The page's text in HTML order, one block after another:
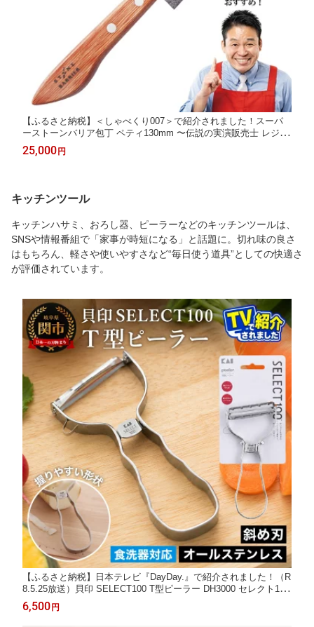
【ふるさと納税】＜しゃべくり007＞で紹介されました！スーパ
ーストーンバリア包丁 ペティ130mm 〜伝説の実演販売士 レジェ
ンド松下 テレビショッピングで人気〜 ペティナイフ 果物ナイフ
小型包丁 特殊コーテイング モリブデンバナジウムステンレス鋼
25,000 円
キッチンツール
キッチンハサミ、おろし器、ピーラーなどのキッチンツールは、
SNSや情報番組で「家事が時短になる」と話題に。切れ味の良さ
はもちろん、軽さや使いやすさなど“毎日使う道具”としての快適さ
が評価されています。
【ふるさと納税】日本テレビ『DayDay.』で紹介されました！（R
8.5.25放送）貝印 SELECT100 T型ピーラー DH3000 セレクト100
食洗器対応 ステンレスピーラー 関市 キッチンツール 皮むき シル
バー 料理 刃物 おしゃれ 便利
6,500 円